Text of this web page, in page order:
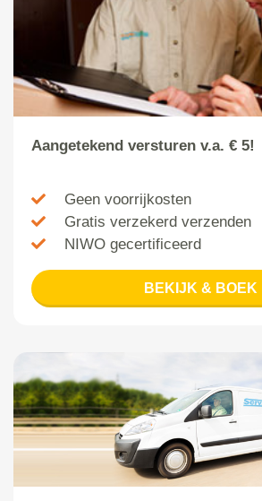
Aangetekend versturen v.a. € 5!
Geen voorrijkosten
Gratis verzekerd verzenden
NIWO gecertificeerd
BEKIJK & BOEK